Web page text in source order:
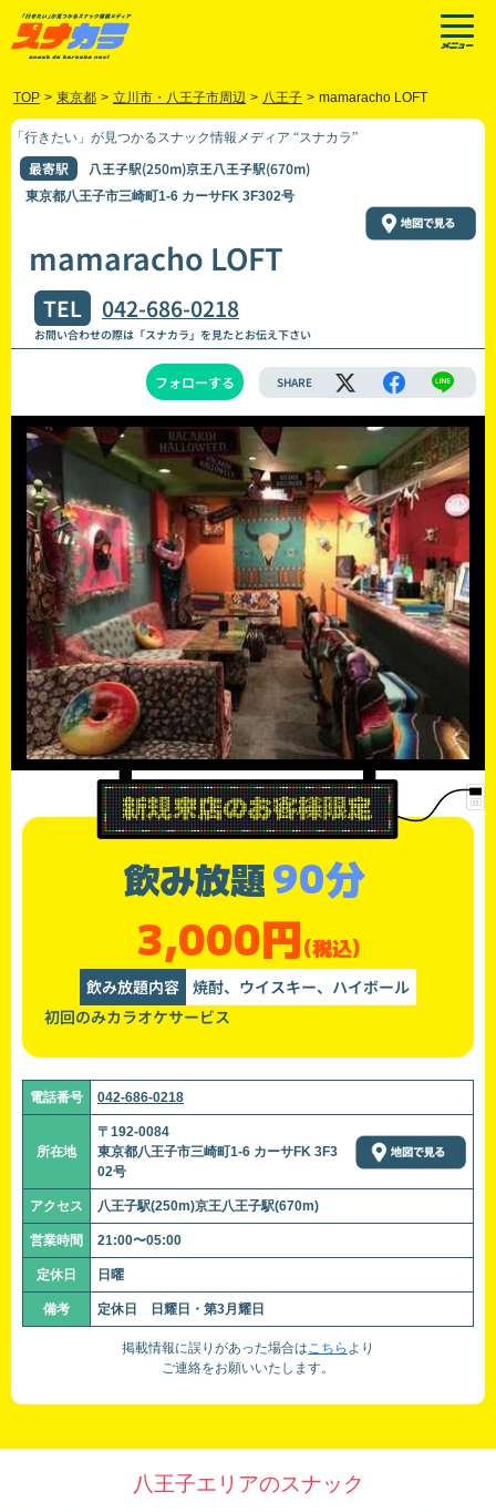
TOP > 東京都 > 立川市・八王子市周辺 > 八王子 > mamaracho LOFT
「行きたい」が見つかるスナック情報メディア “スナカラ”
最寄駅 八王子駅(250m)京王八王子駅(670m)
東京都八王子市三崎町1-6 カーサFK 3F302号
mamaracho LOFT
TEL 042-686-0218
お問い合わせの際は「スナカラ」を見たとお伝え下さい
フォローする SHARE
飲み放題90分
3,000円(税込)
飲み放題内容 焼酎、ウイスキー、ハイボール
初回のみカラオケサービス
電話番号 042-686-0218
所在地
〒192-0084
東京都八王子市三崎町1-6 カーサFK 3F3
02号
アクセス 八王子駅(250m)京王八王子駅(670m)
営業時間 21:00〜05:00
定休日 日曜
備考 定休日 日耀日・第3月耀日
掲載情報に誤りがあった場合はこちら より
ご連絡をお願いいたします。
八王子エリアのスナック